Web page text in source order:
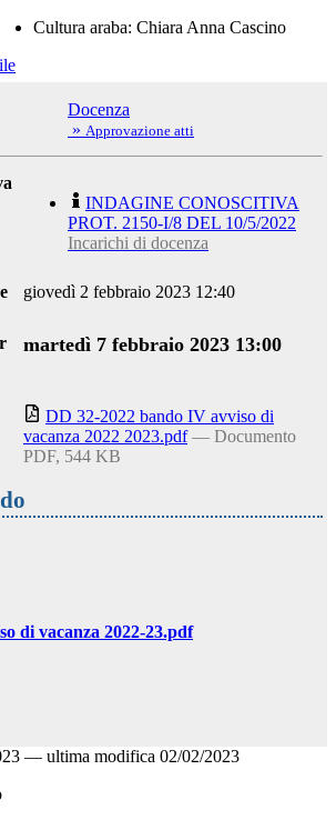
Cultura araba: Chiara Anna Cascino
Docenza
» Approvazione atti
INDAGINE CONOSCITIVA
PROT. 2150-I/8 DEL 10/5/2022
Incarichi di docenza
giovedì 2 febbraio 2023 12:40
martedì 7 febbraio 2023 13:00
DD 32-2022 bando IV avviso di
vacanza 2022 2023.pdf — Documento
PDF, 544 KB
di vacanza 2022-23.pdf
— ultima modifica 02/02/2023